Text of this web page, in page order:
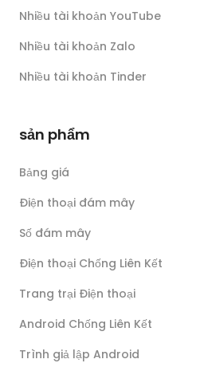
Nhiều tài khoản YouTube
Nhiều tài khoản Zalo
Nhiều tài khoản Tinder
sản phẩm
Bảng giá
Điện thoại đám mây
Số đám mây
Điện thoại Chống Liên Kết
Trang trại Điện thoại
Android Chống Liên Kết
Trình giả lập Android